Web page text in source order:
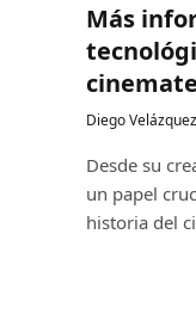
Más
Diego Velázquez
Desde su
un papel
historia del